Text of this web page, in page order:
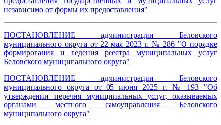
независимо от формы их предоставления"
ПОСТАНОВЛЕНИЕ администрации Беловского
муниципального округа от 22 мая 2023 г. № 286 "О порядке
формирования и ведения реестра муниципальных услуг
Беловского муниципального округа"
ПОСТАНОВЛЕНИЕ администрации Беловского
муниципального округа от 05 июня 2025 г. № 193 "Об
утверждении перечня муниципальных услуг, оказываемых
органами местного самоуправления Беловского
муниципального округа"